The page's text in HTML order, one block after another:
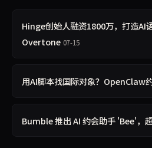
Hinge创始人融资1800万，打造AI
Overtone 07-15
用AI脚本找国际对象？OpenClaw
Bumble 推出 AI 约会助手 'Bee'，